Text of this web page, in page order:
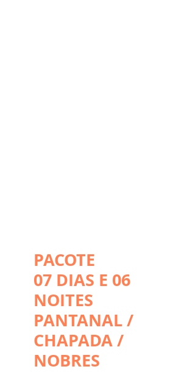
PACOTE
07 DIAS E 06
NOITES
PANTANAL /
CHAPADA /
NOBRES